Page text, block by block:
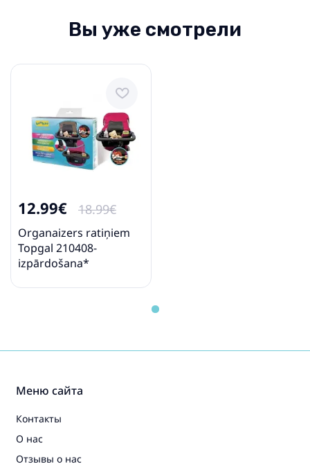
Вы уже смотрели
12.99€ 18.99€
Organaizers ratiņiem
Topgal 210408-
izpārdošana*
Меню сайта
Контакты
О нас
Отзывы о нас